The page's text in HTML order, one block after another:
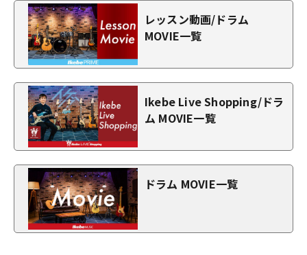
レッスン動画/ドラム
MOVIE一覧
Ikebe Live Shopping/ドラ
ム MOVIE一覧
ドラム MOVIE一覧